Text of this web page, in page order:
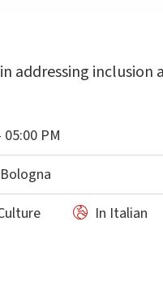
addressing inclusion
PM
In Italian